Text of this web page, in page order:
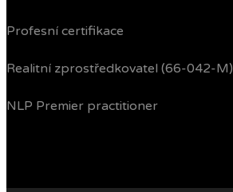
Profesní certifikace
Realitní zprostředkovatel (66-042-M)
NLP Premier practitioner